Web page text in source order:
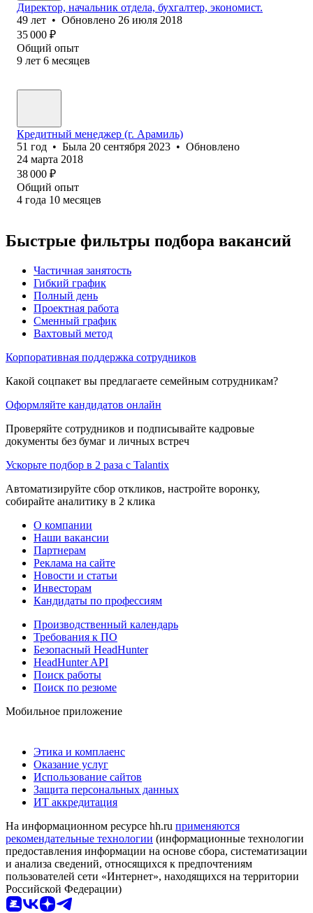
Директор, начальник отдела, бухгалтер, экономист.
49 лет • Обновлено 26 июля 2018
35 000 ₽
Общий опыт
9 лет 6 месяцев
Кредитный менеджер (г. Арамиль)
51 год • Была 20 сентября 2023 • Обновлено
24 марта 2018
38 000 ₽
Общий опыт
4 года 10 месяцев
Быстрые фильтры подбора вакансий
Частичная занятость
Гибкий график
Полный день
Проектная работа
Сменный график
Вахтовый метод
Корпоративная поддержка сотрудников
Какой соцпакет вы предлагаете семейным сотрудникам?
Оформляйте кандидатов онлайн
Проверяйте сотрудников и подписывайте кадровые
документы без бумаг и личных встреч
Ускорьте подбор в 2 раза с Talantix
Автоматизируйте сбор откликов, настройте воронку,
собирайте аналитику в 2 клика
О компании
Наши вакансии
Партнерам
Реклама на сайте
Новости и статьи
Инвесторам
Кандидаты по профессиям
Производственный календарь
Требования к ПО
Безопасный HeadHunter
HeadHunter API
Поиск работы
Поиск по резюме
Мобильное приложение
Этика и комплаенс
Оказание услуг
Использование сайтов
Защита персональных данных
ИТ аккредитация
На информационном ресурсе hh.ru применяются
рекомендательные технологии (информационные технологии
предоставления информации на основе сбора, систематизации
и анализа сведений, относящихся к предпочтениям
пользователей сети «Интернет», находящихся на территории
Российской Федерации)